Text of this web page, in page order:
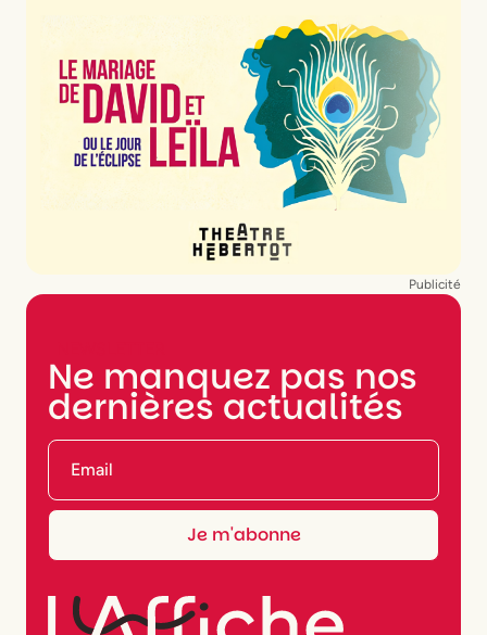
Publicité
Ne manquez pas nos
dernières actualités